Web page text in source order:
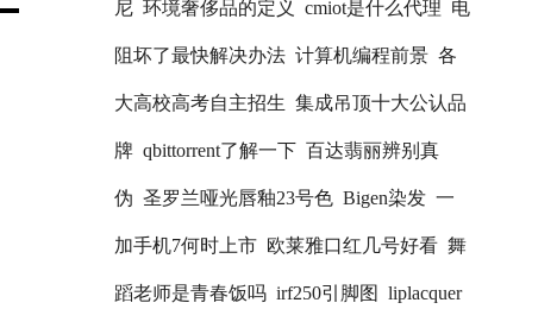
尼 环境奢侈品的定义 cmiot是什么代理 电
阻坏了最快解决办法 计算机编程前景 各
大高校高考自主招生 集成吊顶十大公认品
牌 qbittorrent了解一下 百达翡丽辨别真
伪 圣罗兰哑光唇釉23号色 Bigen染发 一
加手机7何时上市 欧莱雅口红几号好看 舞
蹈老师是青春饭吗 irf250引脚图 liplacquer